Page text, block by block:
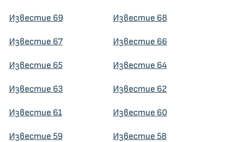
Известие 69 Известие 68
Известие 67 Известие 66
Известие 65 Известие 64
Известие 63 Известие 62
Известие 61 Известие 60
Известие 59 Известие 58